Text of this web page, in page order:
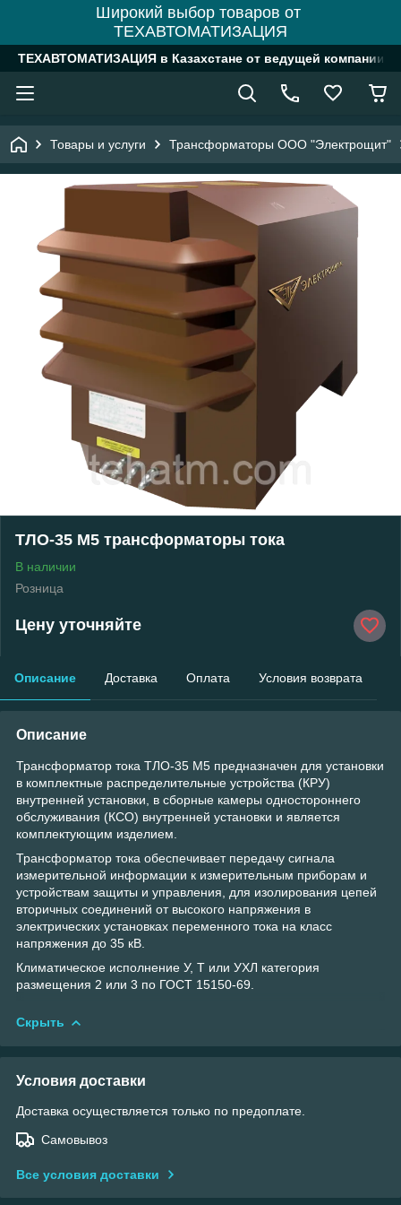
Широкий выбор товаров от
ТЕХАВТОМАТИЗАЦИЯ
ТЕХАВТОМАТИЗАЦИЯ в Казахстане от ведущей компании
Товары и услуги Трансформаторы ООО "Электрощит"
ТЛО-35 М5 трансформаторы тока
В наличии
Розница
Цену уточняйте
Описание Доставка Оплата Условия возврата
Описание
Трансформатор тока ТЛО-35 М5 предназначен для установки
в комплектные распределительные устройства (КРУ)
внутренней установки, в сборные камеры одностороннего
обслуживания (КСО) внутренней установки и является
комплектующим изделием.
Трансформатор тока обеспечивает передачу сигнала
измерительной информации к измерительным приборам и
устройствам защиты и управления, для изолирования цепей
вторичных соединений от высокого напряжения в
электрических установках переменного тока на класс
напряжения до 35 кВ.
Климатическое исполнение У, Т или УХЛ категория
размещения 2 или 3 по ГОСТ 15150-69.
Скрыть
Условия доставки
Доставка осуществляется только по предоплате.
Самовывоз
Все условия доставки